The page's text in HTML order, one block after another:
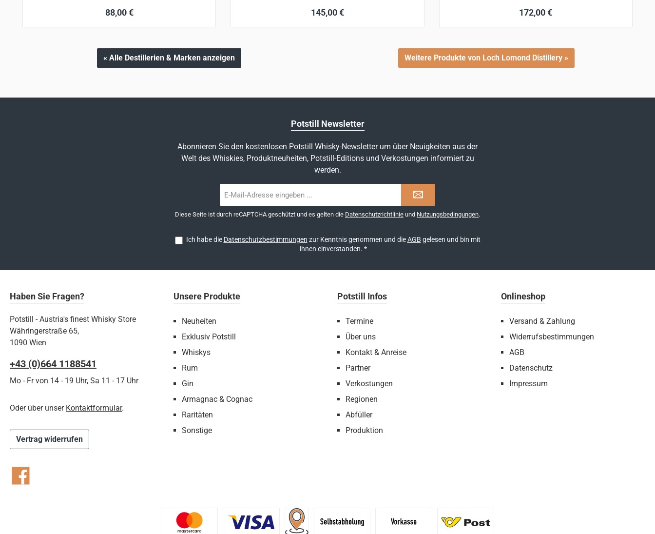
Regulärer Preis:
88,00 € Regulärer Preis:
145,00 € Regulärer Preis:
172,00 €
« Alle Destillerien & Marken anzeigen Weitere Produkte von Loch Lomond Distillery »
Potstill Newsletter
Abonnieren Sie den kostenlosen Potstill Whisky-Newsletter um über Neuigkeiten aus der
Welt des Whiskies, Produktneuheiten, Potstill-Editions und Verkostungen informiert zu
werden.
Mail-
Diese Seite ist durch reCAPTCHA geschützt und es gelten die Datenschutzrichtlinie und Nutzungsbedingungen.
Ich habe die Datenschutzbestimmungen zur Kenntnis genommen und dieAGB gelesen und bin mit
ihnen einverstanden. *
Haben Sie Fragen?
Potstill - Austria's finest Whisky Store
Währingerstraße 65,
1090 Wien
+43 (0)664 1188541‬
Mo - Fr von 14 - 19 Uhr, Sa 11 - 17 Uhr
Oder über unser Kontaktformular.
Vertrag widerrufen
Facebook
Unsere Produkte
Neuheiten
Exklusiv Potstill
Whiskys
Rum
Gin
Armagnac & Cognac
Raritäten
Sonstige
Potstill Infos
Termine
Über uns
Kontakt & Anreise
Partner
Verkostungen
Regionen
Abfüller
Produktion
Onlineshop
Versand & Zahlung
Widerrufsbestimmungen
AGB
Datenschutz
Impressum